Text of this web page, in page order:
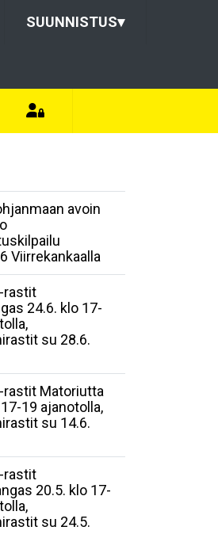
SUUNNISTUS▾
avoin
Viirrekankaalla
rastit
24.6. klo 17-
su 28.6.
Matoriutta
19 ajanotolla,
su 14.6.
rastit
20.5. klo 17-
su 24.5.